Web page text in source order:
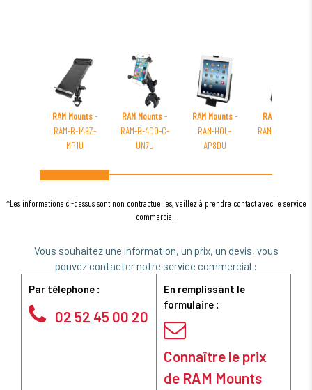
RAM Mounts-
RAM-B-149Z-
MP1U
RAM Mounts-
RAM-B-400-C-
UN7U
RAM Mounts-
RAM-HOL-
AP8DU
RAM Mounts
RAM-HOL-AP18U
*Les informations ci-dessus sont non contractuelles, veillez à prendre contact avec le service
commercial.
Vous souhaitez une information, un prix, un devis, vous
pouvez contacter notre service commercial :
Par télephone :
02 52 45 00 20
En remplissant le
formulaire :
Connaître le prix
de RAM Mounts